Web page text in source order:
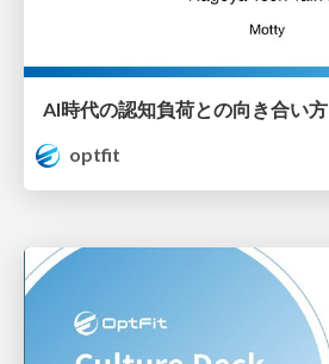
AI時代の認知負荷との向き合い方
optfit